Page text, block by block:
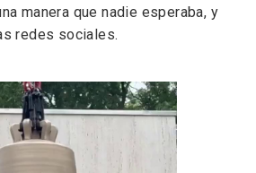
manera que nadie esperaba, y
redes sociales.